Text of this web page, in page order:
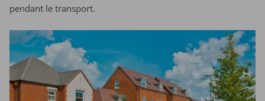
pendant le transport.